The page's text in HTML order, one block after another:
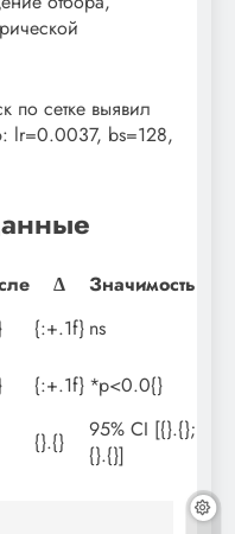
по сетке выявил
lr=0.0037, bs=128,
Δ
Значимость
{:+.1f} ns
{:+.1f} *p<0.0{}
{}.{}
95% CI [{}.{};
{}.{}]